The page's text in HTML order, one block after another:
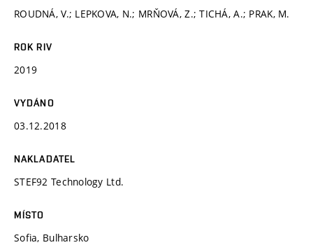
ROUDNÁ, V.; LEPKOVA, N.; MRŇOVÁ, Z.; TICHÁ, A.; PRAK, M.
ROK RIV
2019
VYDÁNO
03.12.2018
NAKLADATEL
STEF92 Technology Ltd.
MÍSTO
Sofia, Bulharsko